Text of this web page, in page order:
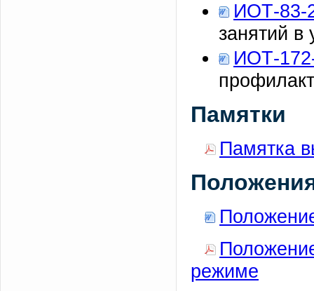
ИОТ-83-
занятий в
ИОТ-
Памятки
Памятка
режиме